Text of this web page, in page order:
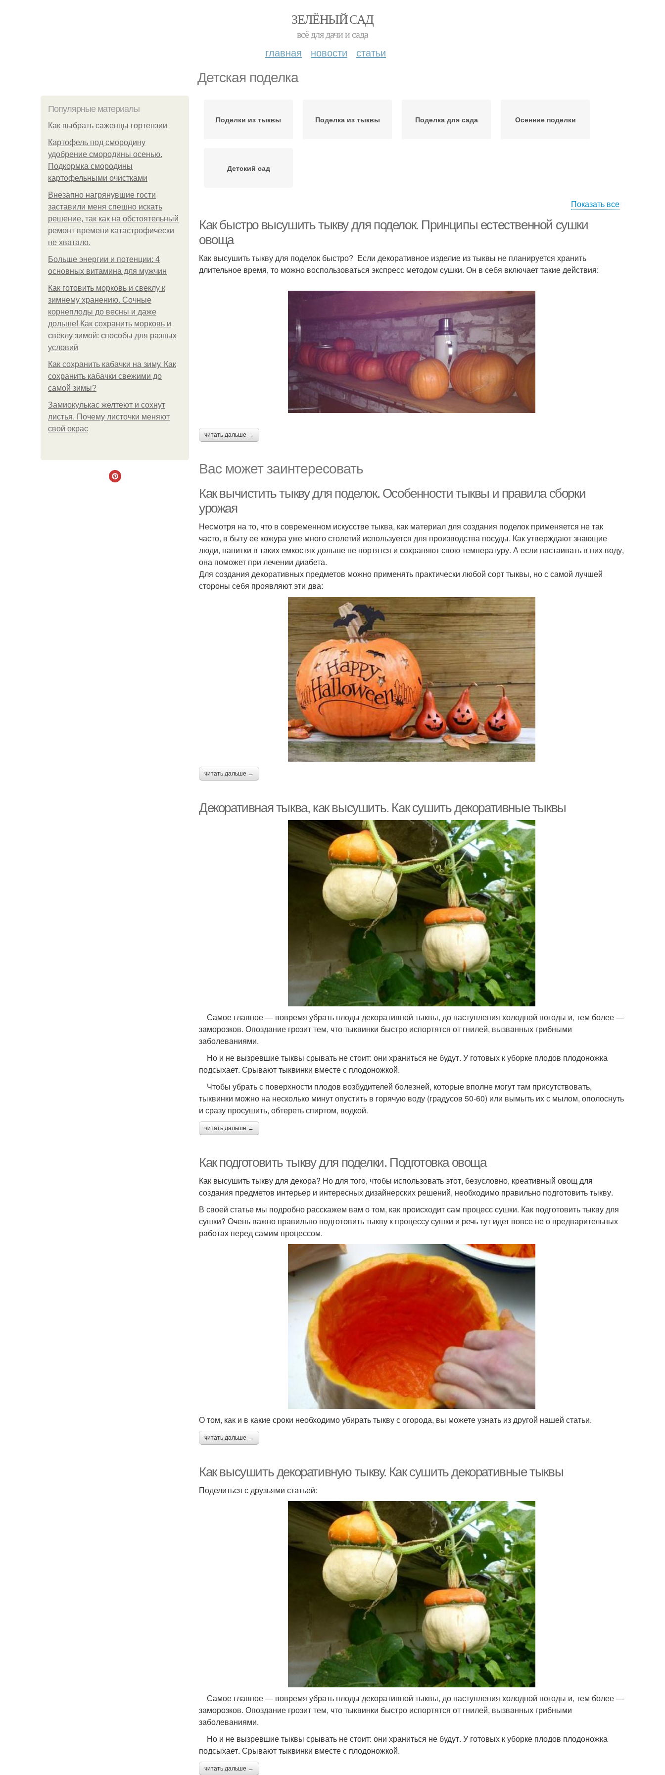
ЗЕЛЁНЫЙ САД
всё для дачи и сада
главная новости статьи
Детская поделка
Популярные материалы
Как выбрать саженцы гортензии
Картофель под смородину
удобрение смородины осенью.
Подкормка смородины
картофельными очистками
Внезапно нагрянувшие гости
заставили меня спешно искать
решение, так как на обстоятельный
ремонт времени катастрофически
не хватало.
Больше энергии и потенции: 4
основных витамина для мужчин
Как готовить морковь и свеклу к
зимнему хранению. Сочные
корнеплоды до весны и даже
дольше! Как сохранить морковь и
свёклу зимой: способы для разных
условий
Как сохранить кабачки на зиму. Как
сохранить кабачки свежими до
самой зимы?
Замиокулькас желтеют и сохнут
листья. Почему листочки меняют
свой окрас
Поделки из тыквы Поделка из тыквы Поделка для сада Осенние поделки
Детский сад
Показать все
Как быстро высушить тыкву для поделок. Принципы естественной сушки
овоща
Как высушить тыкву для поделок быстро? Если декоративное изделие из тыквы не планируется хранить
длительное время, то можно воспользоваться экспресс методом сушки. Он в себя включает такие действия:
читать дальше →
Вас может заинтересовать
Как вычистить тыкву для поделок. Особенности тыквы и правила сборки
урожая
Несмотря на то, что в современном искусстве тыква, как материал для создания поделок применяется не так
часто, в быту ее кожура уже много столетий используется для производства посуды. Как утверждают знающие
люди, напитки в таких емкостях дольше не портятся и сохраняют свою температуру. А если настаивать в них воду,
она поможет при лечении диабета.
Для создания декоративных предметов можно применять практически любой сорт тыквы, но с самой лучшей
стороны себя проявляют эти два:
читать дальше →
Декоративная тыква, как высушить. Как сушить декоративные тыквы
Самое главное — вовремя убрать плоды декоративной тыквы, до наступления холодной погоды и, тем более —
заморозков. Опоздание грозит тем, что тыквинки быстро испортятся от гнилей, вызванных грибными
заболеваниями.
Но и не вызревшие тыквы срывать не стоит: они храниться не будут. У готовых к уборке плодов плодоножка
подсыхает. Срывают тыквинки вместе с плодоножкой.
Чтобы убрать с поверхности плодов возбудителей болезней, которые вполне могут там присутствовать,
тыквинки можно на несколько минут опустить в горячую воду (градусов 50-60) или вымыть их с мылом, ополоснуть
и сразу просушить, обтереть спиртом, водкой.
читать дальше →
Как подготовить тыкву для поделки. Подготовка овоща
Как высушить тыкву для декора? Но для того, чтобы использовать этот, безусловно, креативный овощ для
создания предметов интерьер и интересных дизайнерских решений, необходимо правильно подготовить тыкву.
В своей статье мы подробно расскажем вам о том, как происходит сам процесс сушки. Как подготовить тыкву для
сушки? Очень важно правильно подготовить тыкву к процессу сушки и речь тут идет вовсе не о предварительных
работах перед самим процессом.
О том, как и в какие сроки необходимо убирать тыкву с огорода, вы можете узнать из другой нашей статьи.
читать дальше →
Как высушить декоративную тыкву. Как сушить декоративные тыквы
Поделиться с друзьями статьей:
Самое главное — вовремя убрать плоды декоративной тыквы, до наступления холодной погоды и, тем более —
заморозков. Опоздание грозит тем, что тыквинки быстро испортятся от гнилей, вызванных грибными
заболеваниями.
Но и не вызревшие тыквы срывать не стоит: они храниться не будут. У готовых к уборке плодов плодоножка
подсыхает. Срывают тыквинки вместе с плодоножкой.
читать дальше →